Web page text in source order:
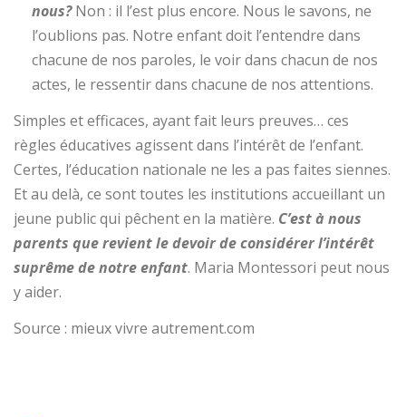
nous?Non : il l’est plus encore. Nous le savons, ne
l’oublions pas. Notre enfant doit l’entendre dans
chacune de nos paroles, le voir dans chacun de nos
actes, le ressentir dans chacune de nos attentions.
Simples et efficaces, ayant fait leurs preuves… ces
règles éducatives agissent dans l’intérêt de l’enfant.
Certes, l’éducation nationale ne les a pas faites siennes.
Et au delà, ce sont toutes les institutions accueillant un
jeune public qui pêchent en la matière. C’est à nous
parents que revient le devoir de considérer l’intérêt
suprême de notre enfant. Maria Montessori peut nous
y aider.
Source : mieux vivre autrement.com